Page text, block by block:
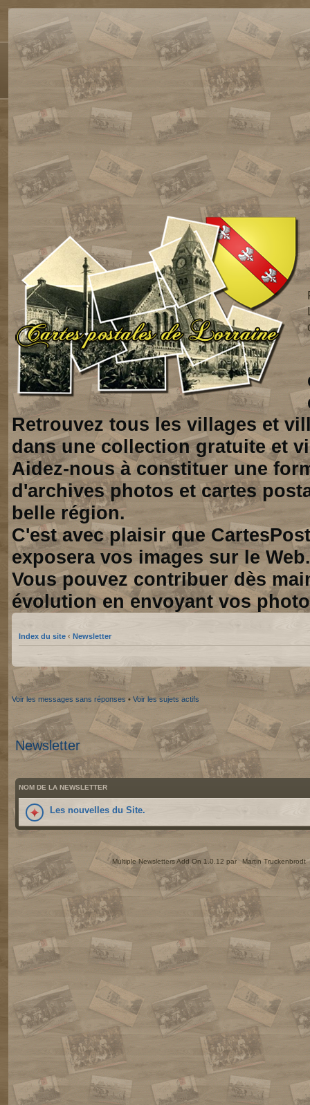
Retrouvez tous les villages et
dans une collection gratuite et
Aidez-nous à constituer une
d'archives photos et cartes
belle région.
C'est avec plaisir que
exposera vos images sur le Web.
Vous pouvez contribuer dès
évolution en envoyant vos
Index du site ‹ Newsletter
Voir les messages sans réponses • Voir les sujets actifs
Newsletter
NOM DE LA NEWSLETTER
Les nouvelles du Site.
Multiple Newsletters Add On 1.0.12 par Martin Truckenbrodt